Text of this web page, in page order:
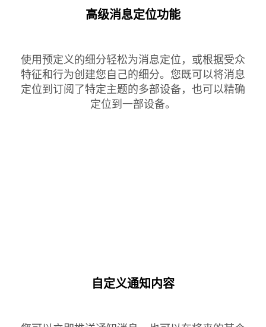
高级消息定位功能
使用预定义的细分轻松为消息定位，或根据受众
特征和行为创建您自己的细分。您既可以将消息
定位到订阅了特定主题的多部设备，也可以精确
定位到一部设备。
自定义通知内容